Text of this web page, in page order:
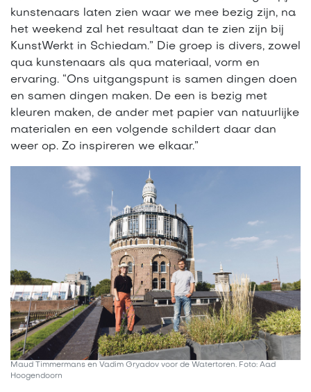
kunstenaars laten zien waar we mee bezig zijn, na
het weekend zal het resultaat dan te zien zijn bij
KunstWerkt in Schiedam.” Die groep is divers, zowel
qua kunstenaars als qua materiaal, vorm en
ervaring. “Ons uitgangspunt is samen dingen doen
en samen dingen maken. De een is bezig met
kleuren maken, de ander met papier van natuurlijke
materialen en een volgende schildert daar dan
weer op. Zo inspireren we elkaar.”
Maud Timmermans en Vadim Gryadov voor de Watertoren. Foto: Aad
Hoogendoorn